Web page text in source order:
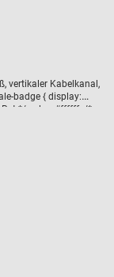
vertikaler Kabelkanal,